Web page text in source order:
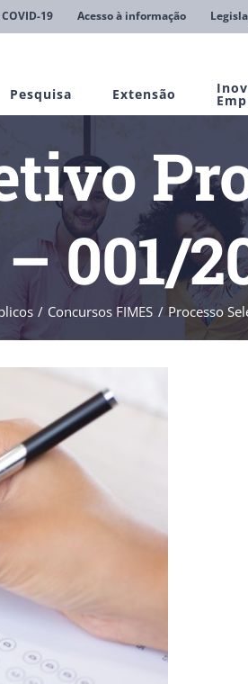
19 Acesso à informação
Pesquisa Extensão
– 001/
Concursos FIMES Processo